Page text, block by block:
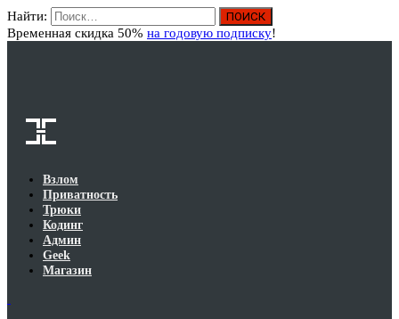
Найти:
Временная скидка 50% на годовую подписку!
Взлом
Приватность
Трюки
Кодинг
Админ
Geek
Магазин